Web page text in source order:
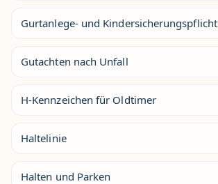
Gurtanlege- und Kindersicherungspflicht
Gutachten nach Unfall
H-Kennzeichen für Oldtimer
Haltelinie
Halten und Parken